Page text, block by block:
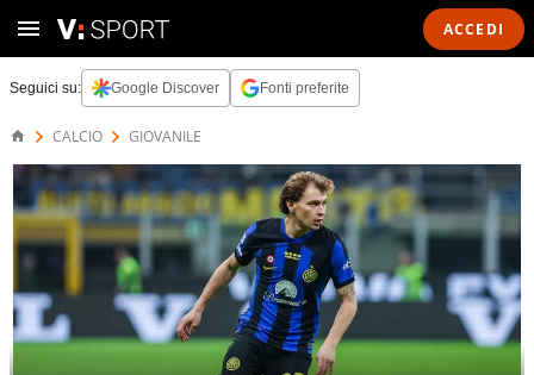
ACCEDI
Seguici su: Google Discover Fonti preferite
CALCIO GIOVANILE